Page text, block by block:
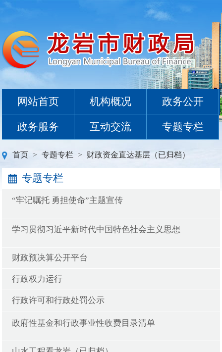
网站首页 机构概况 政务公开
政务服务 互动交流 专题专栏
首页 > 专题专栏 > 财政资金直达基层（已归档）
专题专栏
“牢记嘱托 勇担使命”主题宣传
学习贯彻习近平新时代中国特色社会主义思想
财政预决算公开平台
行政权力运行
行政许可和行政处罚公示
政府性基金和行政事业性收费目录清单